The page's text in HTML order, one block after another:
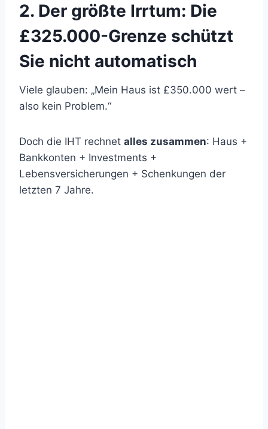
2. Der größte Irrtum: Die
£325.000-Grenze schützt
Sie nicht automatisch
Viele glauben: „Mein Haus ist £350.000 wert –
also kein Problem.“
Doch die IHT rechnet alles zusammen: Haus +
Bankkonten + Investments +
Lebensversicherungen + Schenkungen der
letzten 7 Jahre.